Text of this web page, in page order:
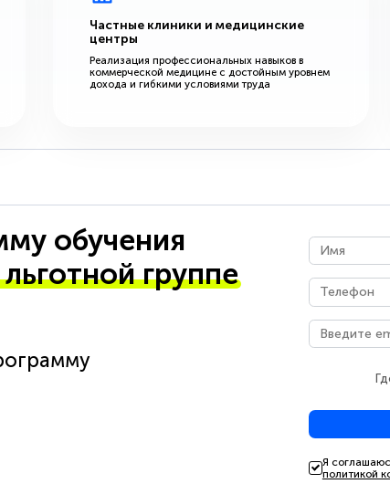
Частные клиники и медицинские
центры
Реализация профессиональных навыков в
коммерческой медицине с достойным уровнем
дохода и гибкими условиями труда
обучения
группе
Я
политикой